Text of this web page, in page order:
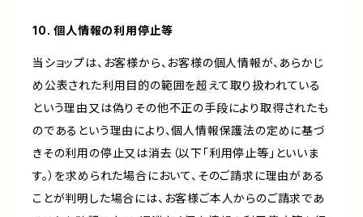
10. 個人情報の利用停止等
当ショップは、お客様から、お客様の個人情報が、あらかじ
め公表された利用目的の範囲を超えて取り扱われている
という理由又は偽りその他不正の手段により取得されたも
のであるという理由により、個人情報保護法の定めに基づ
きその利用の停止又は消去（以下「利用停止等」といいま
す。）を求められた場合において、そのご請求に理由がある
ことが判明した場合には、お客様ご本人からのご請求であ